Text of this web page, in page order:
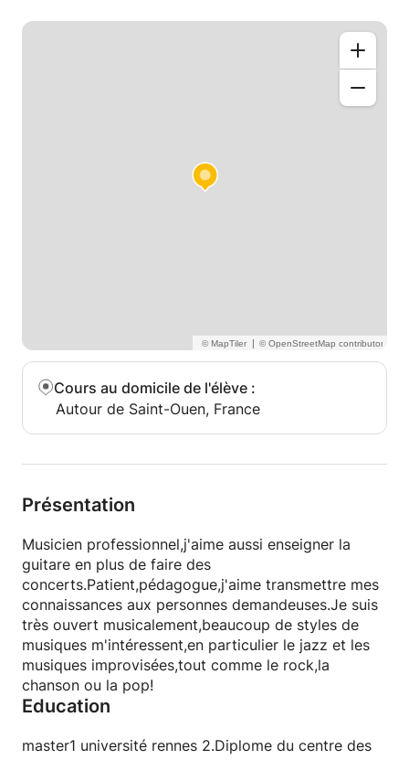
|
Cours au domicile de l'élève :
Autour de Saint-Ouen, France
Présentation
Musicien professionnel,j'aime aussi enseigner la
guitare en plus de faire des
concerts.Patient,pédagogue,j'aime transmettre mes
connaissances aux personnes demandeuses.Je suis
très ouvert musicalement,beaucoup de styles de
musiques m'intéressent,en particulier le jazz et les
musiques improvisées,tout comme le rock,la
chanson ou la pop!
Education
master1 université rennes 2.Diplome du centre des